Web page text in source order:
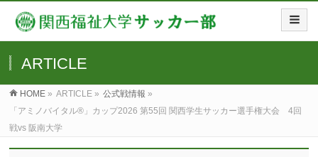
ARTICLE
HOME » ARTICLE » 公式戦情報 »
「アミノバイタル®」カップ2026 第55回 関西学生サッカー選手権大会 4回
戦vs 阪南大学